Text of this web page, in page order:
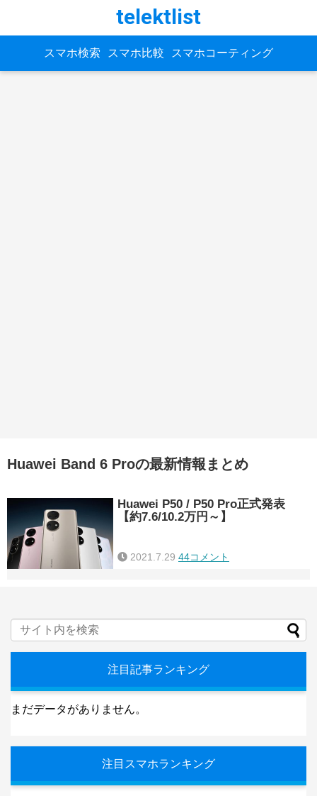
telektlist
スマホ検索 スマホ比較 スマホコーティング
Huawei Band 6 Proの最新情報まとめ
Huawei P50 / P50 Pro正式発表
【約7.6/10.2万円～】
2021.7.29 44コメント
注目記事ランキング
まだデータがありません。
注目スマホランキング